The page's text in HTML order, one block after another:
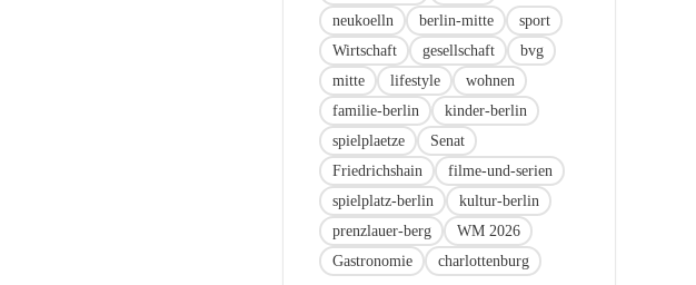
neukoelln
berlin-mitte
sport
Wirtschaft
gesellschaft
bvg
mitte
lifestyle
wohnen
familie-berlin
kinder-berlin
spielplaetze
Senat
Friedrichshain
filme-und-serien
spielplatz-berlin
kultur-berlin
prenzlauer-berg
WM 2026
Gastronomie
charlottenburg